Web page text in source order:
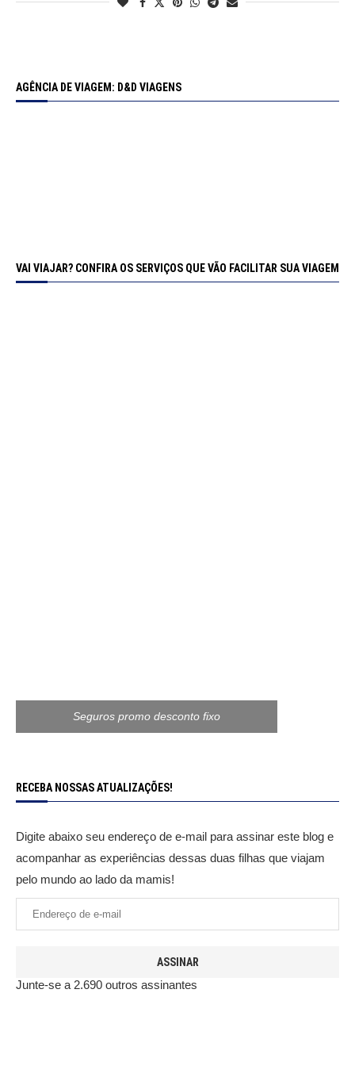
AGÊNCIA DE VIAGEM: D&D VIAGENS
VAI VIAJAR? CONFIRA OS SERVIÇOS QUE VÃO FACILITAR SUA VIAGEM
Seguros promo desconto fixo
RECEBA NOSSAS ATUALIZAÇÕES!
Digite abaixo seu endereço de e-mail para assinar este blog e
acompanhar as experiências dessas duas filhas que viajam
pelo mundo ao lado da mamis!
ASSINAR
Junte-se a 2.690 outros assinantes